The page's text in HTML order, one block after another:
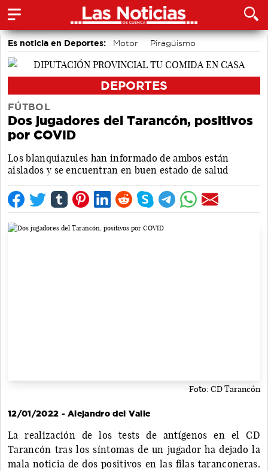
Es noticia en Deportes: Motor
Piragüismo
Bolos conquenses
DEPORTES
FÚTBOL
Dos jugadores del Tarancón, positivos
por COVID
Los blanquiazules han informado de ambos están
aislados y se encuentran en buen estado de salud
Foto: CD Tarancón
12/01/2022 - Alejandro del Valle
La realización de los tests de antígenos en el CD
Tarancón tras los síntomas de un jugador ha dejado la
mala noticia de dos positivos en las filas taranconeras.